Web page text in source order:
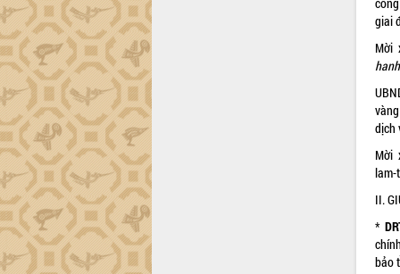
giai
Mời
dịch
Mời
lam-
II.
*
bảo